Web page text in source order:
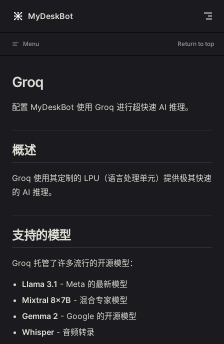
Skip to content
MyDeskBot
Menu Return to top
Groq
配置 MyDeskBot 使用 Groq 进行超快速 AI 推理。
概述
Groq 使用其定制的 LPU（语言处理单元）提供极其快速
的 AI 推理。
支持的模型
Groq 托管了许多流行的开源模型：
Llama 3.1 - Meta 的最新模型
Mixtral 8x7B - 混合专家模型
Gemma 2 - Google 的开源模型
Whisper - 音频转录